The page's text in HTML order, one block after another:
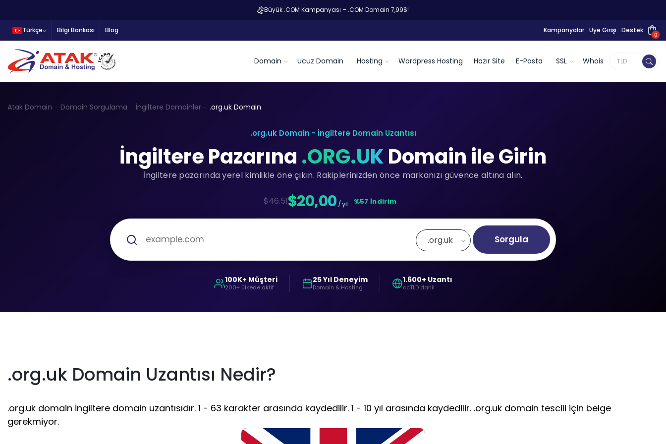
Büyük .COM Kampanyası – .COM Domain 7,99$!
Türkçe Bilgi Bankası Blog Kampanyalar Üye Girişi Destek
0
Domain Ucuz Domain Hosting Wordpress Hosting Hazır Site E-Posta SSL Whois
Atak Domain Domain Sorgulama İngiltere Domainler .org.uk Domain
.org.uk Domain - İngiltere Domain Uzantısı
İngiltere Pazarına .ORG.UKDomain ile Girin
İngiltere pazarında yerel kimlikle öne çıkın. Rakiplerinizden önce markanızı güvence altına alın.
$46.51$20,00 / yıl %57 İndirim
.org.uk Sorgula
100K+ Müşteri
200+ ülkede aktif
25 Yıl Deneyim
Domain & Hosting
1.600+ Uzantı
ccTLD dahil
.org.uk Domain Uzantısı Nedir?
.org.uk domain İngiltere domain uzantısıdır. 1 - 63 karakter arasında kaydedilir. 1 - 10 yıl arasında kaydedilir. .org.uk domain tescili için belge
gerekmiyor.